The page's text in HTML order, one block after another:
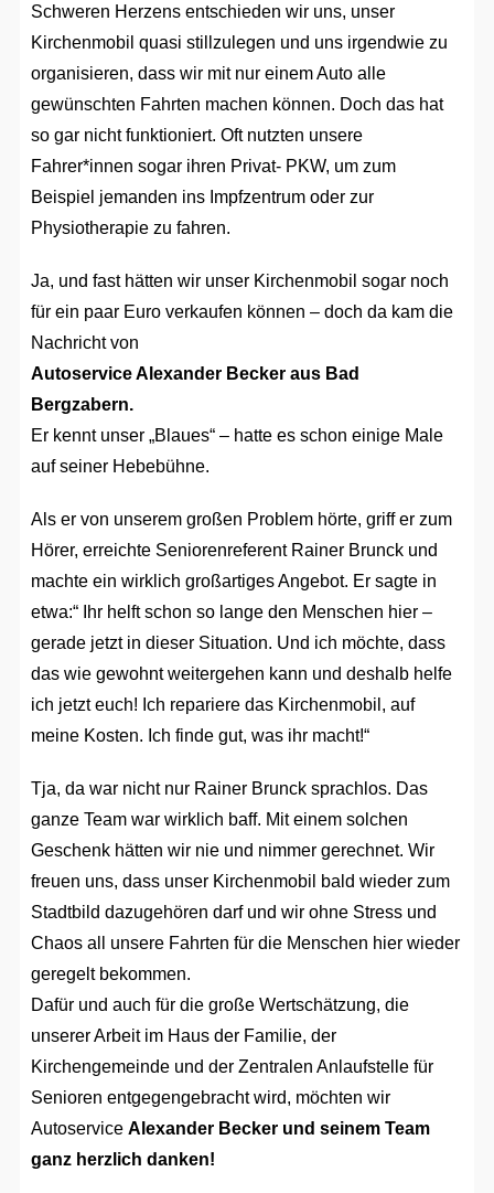
Schweren Herzens entschieden wir uns, unser
Kirchenmobil quasi stillzulegen und uns irgendwie zu
organisieren, dass wir mit nur einem Auto alle
gewünschten Fahrten machen können. Doch das hat
so gar nicht funktioniert. Oft nutzten unsere
Fahrer*innen sogar ihren Privat- PKW, um zum
Beispiel jemanden ins Impfzentrum oder zur
Physiotherapie zu fahren.
Ja, und fast hätten wir unser Kirchenmobil sogar noch
für ein paar Euro verkaufen können – doch da kam die
Nachricht von
Autoservice Alexander Becker aus Bad
Bergzabern.
Er kennt unser „Blaues“ – hatte es schon einige Male
auf seiner Hebebühne.
Als er von unserem großen Problem hörte, griff er zum
Hörer, erreichte Seniorenreferent Rainer Brunck und
machte ein wirklich großartiges Angebot. Er sagte in
etwa:“ Ihr helft schon so lange den Menschen hier –
gerade jetzt in dieser Situation. Und ich möchte, dass
das wie gewohnt weitergehen kann und deshalb helfe
ich jetzt euch! Ich repariere das Kirchenmobil, auf
meine Kosten. Ich finde gut, was ihr macht!“
Tja, da war nicht nur Rainer Brunck sprachlos. Das
ganze Team war wirklich baff. Mit einem solchen
Geschenk hätten wir nie und nimmer gerechnet. Wir
freuen uns, dass unser Kirchenmobil bald wieder zum
Stadtbild dazugehören darf und wir ohne Stress und
Chaos all unsere Fahrten für die Menschen hier wieder
geregelt bekommen.
Dafür und auch für die große Wertschätzung, die
unserer Arbeit im Haus der Familie, der
Kirchengemeinde und der Zentralen Anlaufstelle für
Senioren entgegengebracht wird, möchten wir
Autoservice Alexander Becker und seinem Team
ganz herzlich danken!